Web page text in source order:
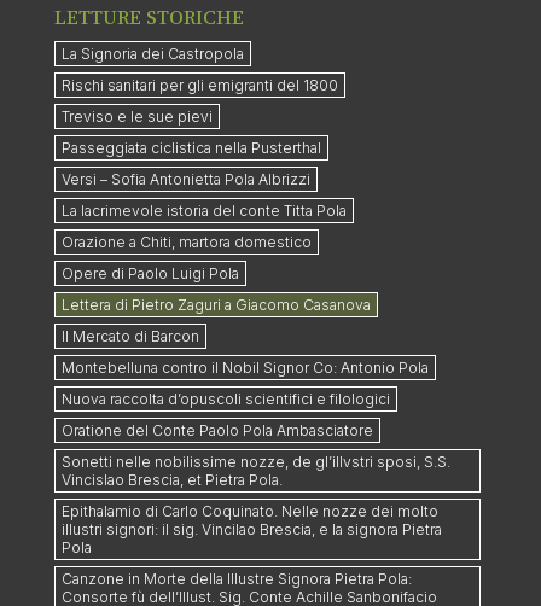
LETTURE STORICHE
La Signoria dei Castropola
Rischi sanitari per gli emigranti del 1800
Treviso e le sue pievi
Passeggiata ciclistica nella Pusterthal
Versi – Sofia Antonietta Pola Albrizzi
La lacrimevole istoria del conte Titta Pola
Orazione a Chiti, martora domestico
Opere di Paolo Luigi Pola
Lettera di Pietro Zaguri a Giacomo Casanova
Il Mercato di Barcon
Montebelluna contro il Nobil Signor Co: Antonio Pola
Nuova raccolta d’opuscoli scientifici e filologici
Oratione del Conte Paolo Pola Ambasciatore
Sonetti nelle nobilissime nozze, de gl’illvstri sposi, S.S.
Vincislao Brescia, et Pietra Pola.
Epithalamio di Carlo Coquinato. Nelle nozze dei molto
illustri signori: il sig. Vincilao Brescia, e la signora Pietra
Pola
Canzone in Morte della Illustre Signora Pietra Pola:
Consorte fù dell’Illust. Sig. Conte Achille Sanbonifacio